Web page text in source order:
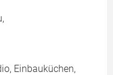
Einbauküchen,